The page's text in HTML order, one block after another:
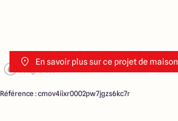
En savoir plus sur ce projet de maison
Référence : cmov4iixr0002pw7jgzs6kc7r